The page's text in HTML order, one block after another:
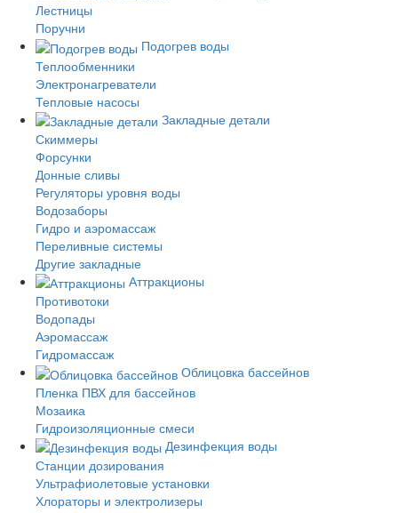
Лестницы
Поручни
Подогрев воды
Теплообменники
Электронагреватели
Тепловые насосы
Закладные детали
Скиммеры
Форсунки
Донные сливы
Регуляторы уровня воды
Водозаборы
Гидро и аэромассаж
Переливные системы
Другие закладные
Аттракционы
Противотоки
Водопады
Аэромассаж
Гидромассаж
Облицовка бассейнов
Пленка ПВХ для бассейнов
Мозаика
Гидроизоляционные смеси
Дезинфекция воды
Станции дозирования
Ультрафиолетовые установки
Хлораторы и электролизеры